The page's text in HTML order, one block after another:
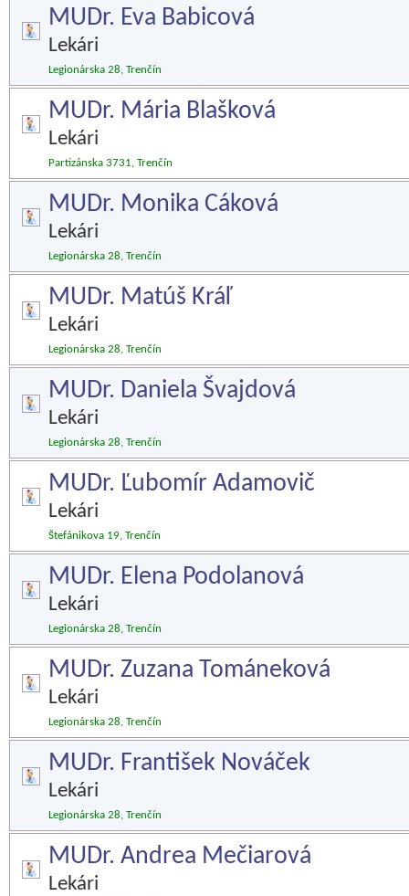
MUDr. Eva Babicová
Lekári
Legionárska 28, Trenčín
MUDr. Mária Blašková
Lekári
Partizánska 3731, Trenčín
MUDr. Monika Cáková
Lekári
Legionárska 28, Trenčín
MUDr. Matúš Kráľ
Lekári
Legionárska 28, Trenčín
MUDr. Daniela Švajdová
Lekári
Legionárska 28, Trenčín
MUDr. Ľubomír Adamovič
Lekári
Štefánikova 19, Trenčín
MUDr. Elena Podolanová
Lekári
Legionárska 28, Trenčín
MUDr. Zuzana Tománeková
Lekári
Legionárska 28, Trenčín
MUDr. František Nováček
Lekári
Legionárska 28, Trenčín
MUDr. Andrea Mečiarová
Lekári